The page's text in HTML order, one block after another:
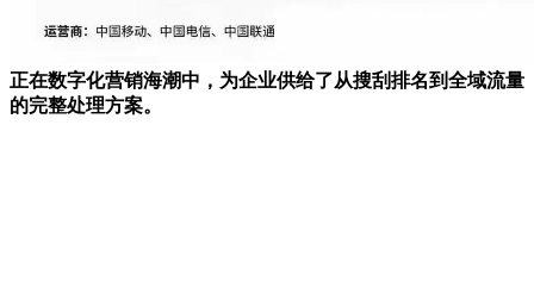
正在数字化营销海潮中，为企业供给了从搜刮排名到全域流量
的完整处理方案。